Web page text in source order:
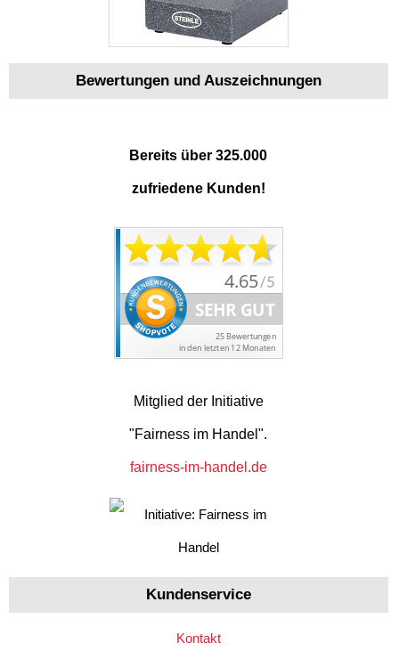
Bewertungen und Auszeichnungen
Bereits über 325.000
zufriedene Kunden!
Mitglied der Initiative
"Fairness im Handel".
fairness-im-handel.de
Kundenservice
Kontakt